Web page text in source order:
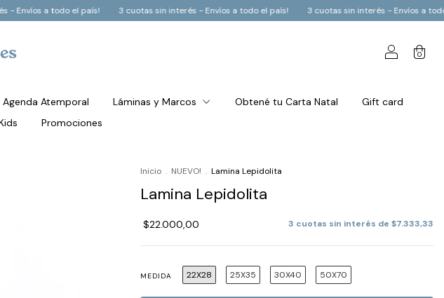
sin interés - Envíos a todo el país! 3 cuotas sin interés - Envíos a todo el país! 3 cuotas sin interés -
0
Agenda Atemporal Láminas y Marcos Obtené tu Carta Natal
Gift card
Promociones
Inicio . NUEVO! . Lamina Lepidolita
Lamina Lepidolita
$22.000,00 3 cuotas sin interés de $7.333,33
MEDIDA 22X28 25X35 30X40 50X70